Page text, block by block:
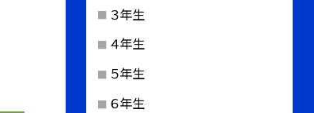
３年生
４年生
５年生
６年生